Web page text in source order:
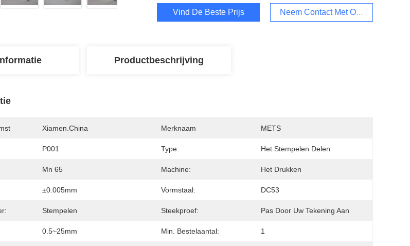
Vind De Beste Prijs Neem Contact Met Ons Op
Productbeschrijving
Xiamen.China Merknaam METS
P001 Type: Het Stempelen Delen
Mn 65 Machine: Het Drukken
±0.005mm Vormstaal: DC53
Stempelen Steekproef: Pas Door Uw Tekening Aan
0.5~25mm Min. Bestelaantal: 1